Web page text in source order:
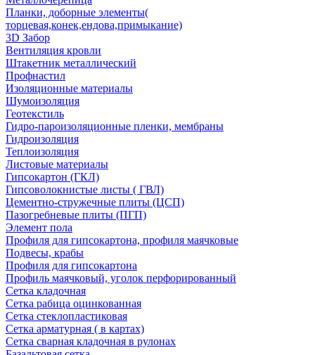
Планки, доборные элементы(
торцевая,конек,ендова,примыкание)
3D Забор
Вентиляция кровли
Штакетник металлический
Профнастил
Изоляционные материалы
Шумоизоляция
Геотекстиль
Гидро-пароизоляционные пленки, мембраны
Гидроизоляция
Теплоизоляция
Листовые материалы
Гипсокартон (ГКЛ)
Гипсоволокнистые листы ( ГВЛ)
Цементно-стружечные плиты (ЦСП)
Пазогребневые плиты (ПГП)
Элемент пола
Профиля для гипсокартона, профиля маячковые
Подвесы, крабы
Профиля для гипсокартона
Профиль маячковый, уголок перфорированный
Сетка кладочная
Сетка рабица оцинкованная
Сетка стеклопластиковая
Сетка арматурная ( в картах)
Сетка сварная кладочная в рулонах